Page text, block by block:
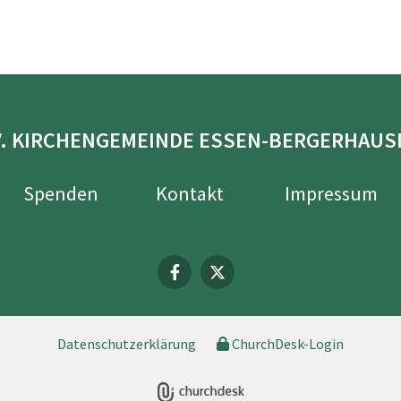
KIRCHENGEMEINDE ESSEN-
Spenden Kontakt Impressum
Datenschutzerklärung ChurchDesk-Login